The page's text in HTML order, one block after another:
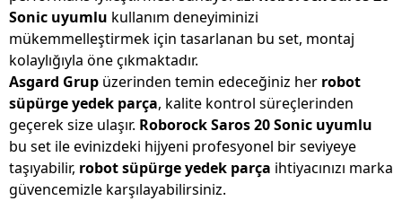
Sonic uyumlu kullanım deneyiminizi
mükemmelleştirmek için tasarlanan bu set, montaj
kolaylığıyla öne çıkmaktadır.
Asgard Grup üzerinden temin edeceğiniz her robot
süpürge yedek parça, kalite kontrol süreçlerinden
geçerek size ulaşır. Roborock Saros 20 Sonic uyumlu
bu set ile evinizdeki hijyeni profesyonel bir seviyeye
taşıyabilir, robot süpürge yedek parça ihtiyacınızı marka
güvencemizle karşılayabilirsiniz.